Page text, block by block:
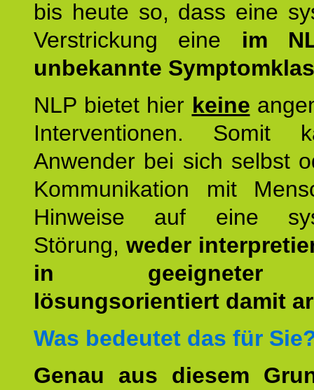
bis heute so, dass eine
Verstrickung eine im
unbekannte
NLP bietet hier keine
Interventionen. Somit
Anwender bei sich selbst
Kommunikation mit
Hinweise auf eine
Störung, weder
in geeigneter
lösungsorientiert damit
Was bedeutet das für
Genau aus diesem